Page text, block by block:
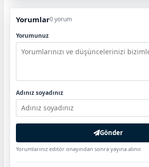
Yorumlar0 yorum
Yorumunuz
Adınız soyadınız
Gönder
Yorumlarınız editör onayından sonra yayına alınır.